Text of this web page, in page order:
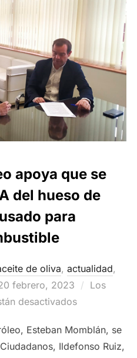
apoya que se
del hueso de
para
de oliva, actualidad,
febrero, 2023
Los
desactivados
Esteban Momblán, se
Ildefonso Ruiz,